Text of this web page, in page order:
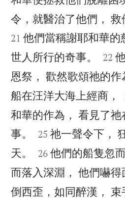
令，就醫治了他們， 救
21 他們當稱謝耶和華的
世人所行的奇事。


22
恩祭， 歡然歌頌祂的作
船在汪洋大海上經商，
和華的作為， 看見了
事。


25 祂一聲令下，
天。


26 他們的船隻忽
而落入深淵， 他們嚇得
倒西歪，如同醉漢， 束